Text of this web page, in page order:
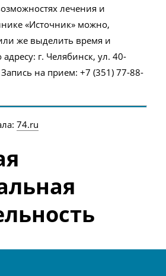
лечения и
«Источник» можно,
же выделить время и
г. Челябинск, ул. 40-
на прием: +7 (351) 77-88-
74.ru